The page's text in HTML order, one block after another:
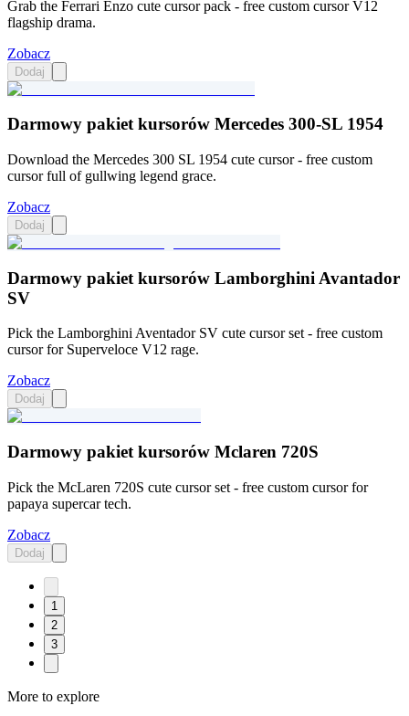
Grab the Ferrari Enzo cute cursor pack - free custom cursor V12
flagship drama.
Zobacz
Dodaj
Darmowy pakiet kursorów Mercedes 300-SL 1954
Download the Mercedes 300 SL 1954 cute cursor - free custom
cursor full of gullwing legend grace.
Zobacz
Dodaj
Darmowy pakiet kursorów Lamborghini Avantador
SV
Pick the Lamborghini Aventador SV cute cursor set - free custom
cursor for Superveloce V12 rage.
Zobacz
Dodaj
Darmowy pakiet kursorów Mclaren 720S
Pick the McLaren 720S cute cursor set - free custom cursor for
papaya supercar tech.
Zobacz
Dodaj
1
2
3
More to explore